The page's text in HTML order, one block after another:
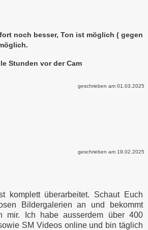
noch besser, Ton ist möglich ( gegen
Stunden vor der Cam
geschrieben am 01.03.2025
geschrieben am 19.02.2025
komplett überarbeitet. Schaut Euch
Bildergalerien an und bekommt
mir. Ich habe ausserdem über 400
SM Videos online und bin täglich